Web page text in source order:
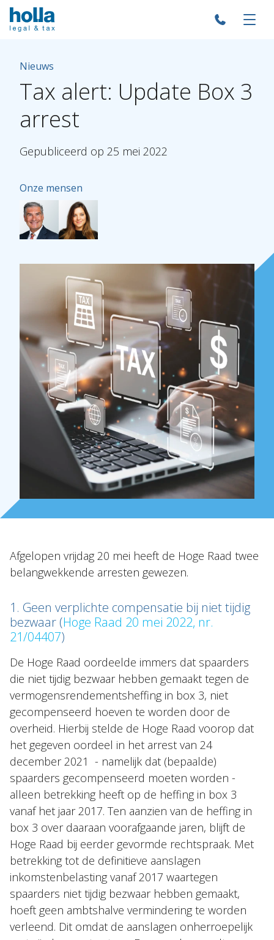
Over Holla
Onze mensen
Expertises
Internationaal
Nieuws
NL EN DE FR
Nieuws
Tax alert: Update Box 3
arrest
Gepubliceerd op 25 mei 2022
Onze mensen
Afgelopen vrijdag 20 mei heeft de Hoge Raad twee
belangwekkende arresten gewezen.
1. Geen verplichte compensatie bij niet tijdig
bezwaar (Hoge Raad 20 mei 2022, nr.
21/04407)
De Hoge Raad oordeelde immers dat spaarders
die niet tijdig bezwaar hebben gemaakt tegen de
vermogensrendementsheffing in box 3, niet
gecompenseerd hoeven te worden door de
overheid. Hierbij stelde de Hoge Raad voorop dat
het gegeven oordeel in het arrest van 24
december 2021 - namelijk dat (bepaalde)
spaarders gecompenseerd moeten worden -
alleen betrekking heeft op de heffing in box 3
vanaf het jaar 2017. Ten aanzien van de heffing in
box 3 over daaraan voorafgaande jaren, blijft de
Hoge Raad bij eerder gevormde rechtspraak. Met
betrekking tot de definitieve aanslagen
inkomstenbelasting vanaf 2017 waartegen
spaarders niet tijdig bezwaar hebben gemaakt,
hoeft geen ambtshalve vermindering te worden
verleend. Dit omdat de aanslagen onherroepelijk